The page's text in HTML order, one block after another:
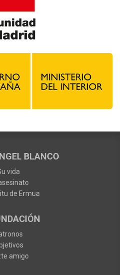
BLANCO
vida
de Ermua
amigo